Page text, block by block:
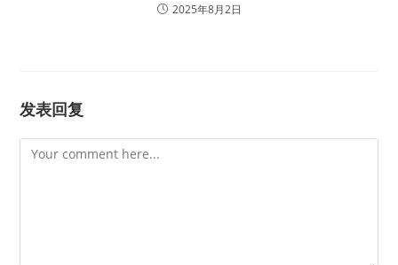
2025年8月2日
发表回复
Comment